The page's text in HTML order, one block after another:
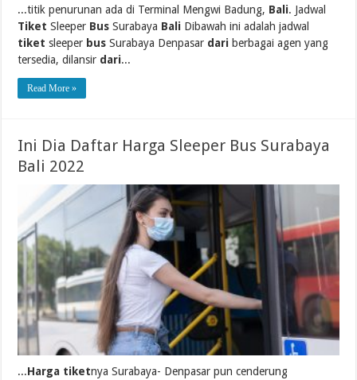
...titik penurunan ada di Terminal Mengwi Badung, Bali. Jadwal
Tiket Sleeper Bus Surabaya Bali Dibawah ini adalah jadwal
tiket sleeper bus Surabaya Denpasar dari berbagai agen yang
tersedia, dilansir dari...
Read More »
Ini Dia Daftar Harga Sleeper Bus Surabaya
Bali 2022
...Harga tiketnya Surabaya- Denpasar pun cenderung